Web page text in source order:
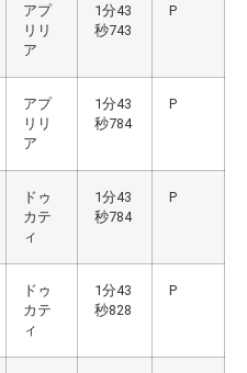
アプ
リリ
ア
1分43
秒743
P
アプ
リリ
ア
1分43
秒784
P
ドゥ
カテ
ィ
1分43
秒784
P
ドゥ
カテ
ィ
1分43
秒828
P